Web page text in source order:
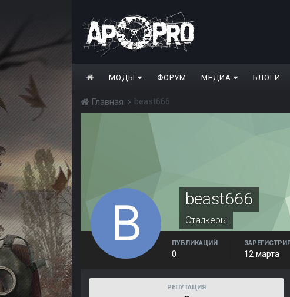
МОДЫ ФОРУМ МЕДИА БЛОГИ
Главная beast666
beast666
Сталкеры
ПУБЛИКАЦИЙ
0 12 марта
РЕПУТАЦИЯ